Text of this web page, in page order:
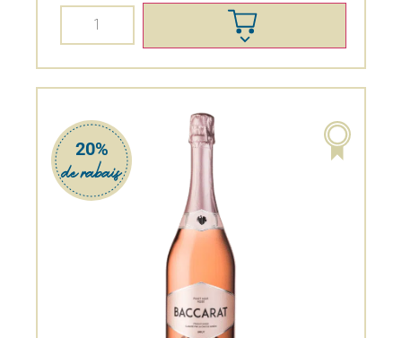
20%